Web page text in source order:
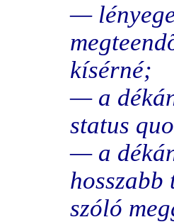
—
kísérné;
— a
status
— a
szóló